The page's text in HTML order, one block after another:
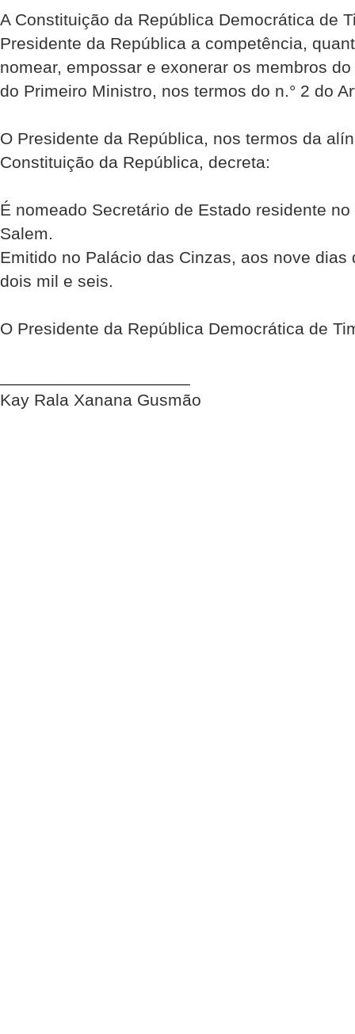
A Constituição da República Democrática de
Presidente da República a competência,
nomear, empossar e exonerar os membros
do Primeiro Ministro, nos termos do n.° 2 do
O Presidente da República, nos termos da
Constituição da República, decreta:
É nomeado Secretário de Estado residente
Salem.
Emitido no Palácio das Cinzas, aos nove dias
dois mil e seis.
O Presidente da República Democrática de
Kay Rala Xanana Gusmão